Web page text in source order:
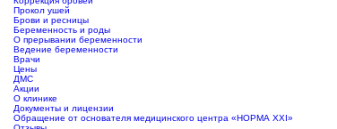
Прокол ушей
Брови и ресницы
Беременность и роды
О прерывании беременности
Ведение беременности
Врачи
Цены
ДМС
Акции
О клинике
Документы и лицензии
Обращение от основателя медицинского центра «НОРМА ХХI»